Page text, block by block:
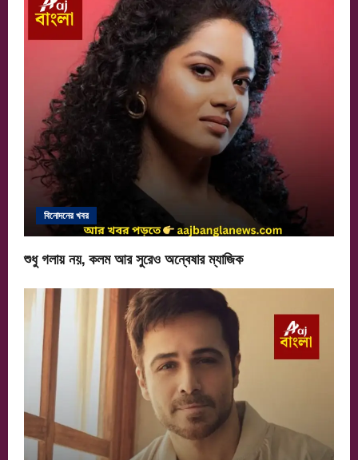
g
t
i
o
বিনোদনের খবর
শুধু গলায় নয়, কলম আর সুরেও অন্বেষার ম্যাজিক